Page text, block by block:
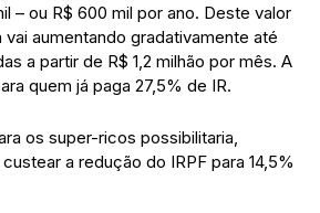
– ou R$ 600 mil por ano. Deste valor
vai aumentando gradativamente até
a partir de R$ 1,2 milhão por mês. A
quem já paga 27,5% de IR.
os super-ricos possibilitaria,
a redução do IRPF para 14,5%